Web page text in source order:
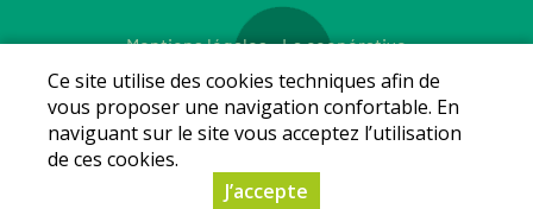
Mentions légales-La coopérative
© Copyright 2026 - LE PRODUCTEUR LOCAL - Tous droits
réservés - Conception :Sarl Dynapse
Ce site utilise des cookies techniques afin de
vous proposer une navigation confortable. En
naviguant sur le site vous acceptez l’utilisation
de ces cookies.
J’accepte